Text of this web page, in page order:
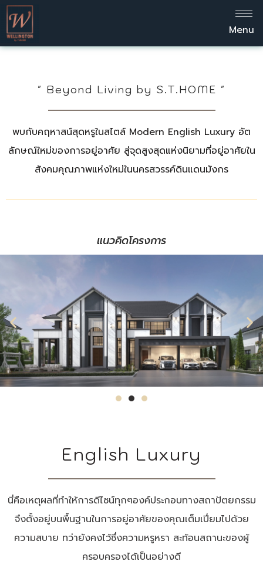
Menu
" Beyond Living by S.T.HOME "
พบกับคฤหาสน์สุดหรูในสไตล์ Modern English Luxury อัต
ลักษณ์ใหม่ของการอยู่อาศัย สู่จุดสูงสุดแห่งนิยามที่อยู่อาศัยใน
สังคมคุณภาพแห่งใหม่ในนครสวรรค์ดินแดนมังกร
แนวคิดโครงการ
English Luxury
นี่คือเหตุผลที่ทำให้การดีไซน์ทุกๆองค์ประกอบทางสถาปัตยกรรม
จึงตั้งอยู่บนพื้นฐานในการอยู่อาศัยของคุณเต็มเปี่ยมไปด้วย
ความสบาย ทว่ายังคงไว้ซึ่งความหรูหรา สะท้อนสถานะของผู้
ครอบครองได้เป็นอย่างดี